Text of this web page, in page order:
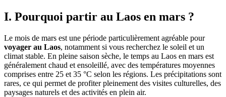
I. Pourquoi partir au Laos en mars ?
Le mois de mars est une période particulièrement agréable pour
voyager au Laos, notamment si vous recherchez le soleil et un
climat stable. En pleine saison sèche, le temps au Laos en mars est
généralement chaud et ensoleillé, avec des températures moyennes
comprises entre 25 et 35 °C selon les régions. Les précipitations sont
rares, ce qui permet de profiter pleinement des visites culturelles, des
paysages naturels et des activités en plein air.